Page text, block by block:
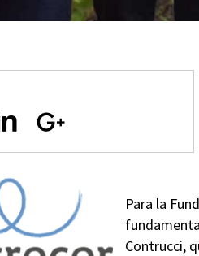
Para la
Contrucci,